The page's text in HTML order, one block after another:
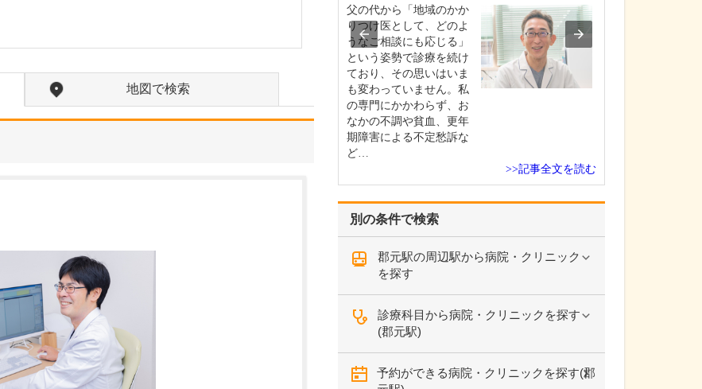
地図で検索
別の条件で検索
郡元駅の周辺駅から病院・クリニック
を探す
診療科目から病院・クリニックを探す
(郡元駅)
予約ができる病院・クリニックを探す(郡
ます。風邪や生活習慣病
から、外傷や関節・筋肉
の痛みなどの整形外科的
父の代から「地域のかか
りつけ医として、どのよ
うなご相談にも応じる」
という姿勢で診療を続け
ており、その思いはいま
も変わっていません。私
の専門にかかわらず、お
なかの不調や貧血、更年
期障害による不定愁訴な
ど…
>>記事全文を読む